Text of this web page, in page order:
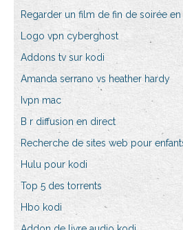
Regarder un film de fin de soirée
Logo vpn cyberghost
Addons tv sur kodi
Amanda serrano vs heather hardy
Ivpn mac
B r diffusion en direct
Recherche de sites web pour
Hulu pour kodi
Top 5 des torrents
Hbo kodi